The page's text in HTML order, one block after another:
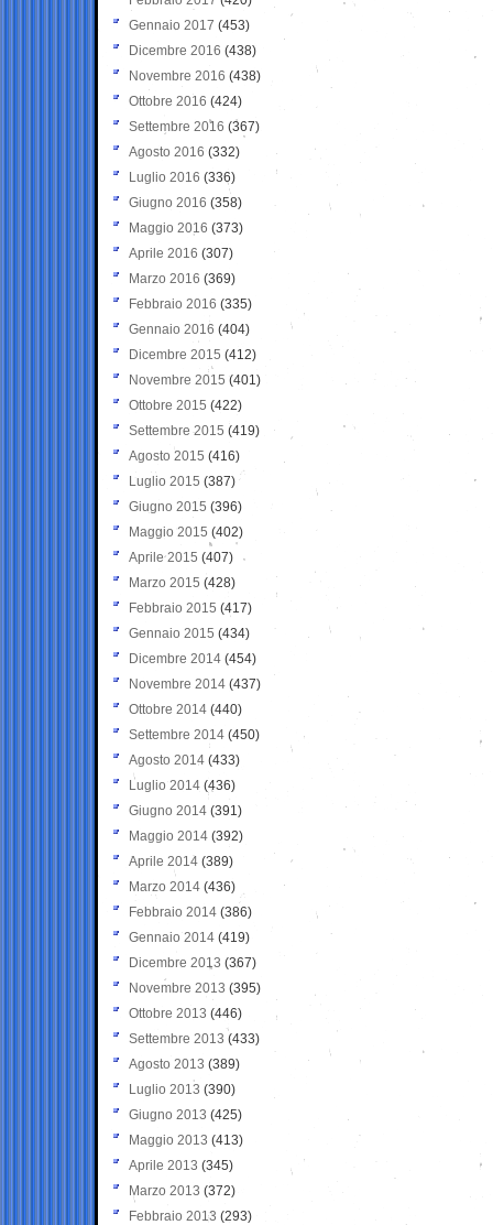
Gennaio 2017 (453)
Dicembre 2016 (438)
Novembre 2016 (438)
Ottobre 2016 (424)
Settembre 2016 (367)
Agosto 2016 (332)
Luglio 2016 (336)
Giugno 2016 (358)
Maggio 2016 (373)
Aprile 2016 (307)
Marzo 2016 (369)
Febbraio 2016 (335)
Gennaio 2016 (404)
Dicembre 2015 (412)
Novembre 2015 (401)
Ottobre 2015 (422)
Settembre 2015 (419)
Agosto 2015 (416)
Luglio 2015 (387)
Giugno 2015 (396)
Maggio 2015 (402)
Aprile 2015 (407)
Marzo 2015 (428)
Febbraio 2015 (417)
Gennaio 2015 (434)
Dicembre 2014 (454)
Novembre 2014 (437)
Ottobre 2014 (440)
Settembre 2014 (450)
Agosto 2014 (433)
Luglio 2014 (436)
Giugno 2014 (391)
Maggio 2014 (392)
Aprile 2014 (389)
Marzo 2014 (436)
Febbraio 2014 (386)
Gennaio 2014 (419)
Dicembre 2013 (367)
Novembre 2013 (395)
Ottobre 2013 (446)
Settembre 2013 (433)
Agosto 2013 (389)
Luglio 2013 (390)
Giugno 2013 (425)
Maggio 2013 (413)
Aprile 2013 (345)
Marzo 2013 (372)
Febbraio 2013 (293)